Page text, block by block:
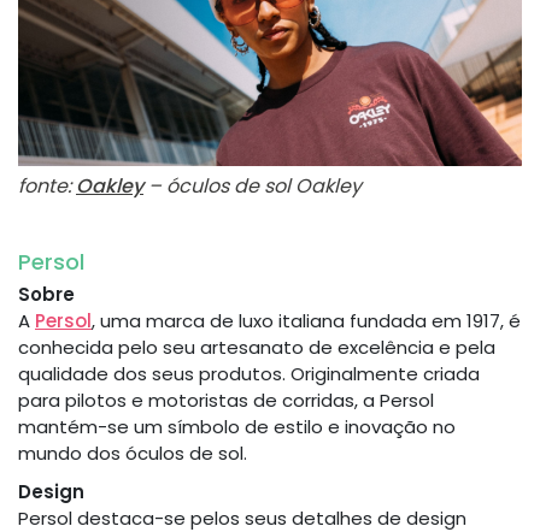
fonte:Oakley– óculos de sol Oakley
Persol
Sobre
A Persol, uma marca de luxo italiana fundada em 1917, é
conhecida pelo seu artesanato de excelência e pela
qualidade dos seus produtos. Originalmente criada
para pilotos e motoristas de corridas, a Persol
mantém-se um símbolo de estilo e inovação no
mundo dos óculos de sol.
Design
Persol destaca-se pelos seus detalhes de design